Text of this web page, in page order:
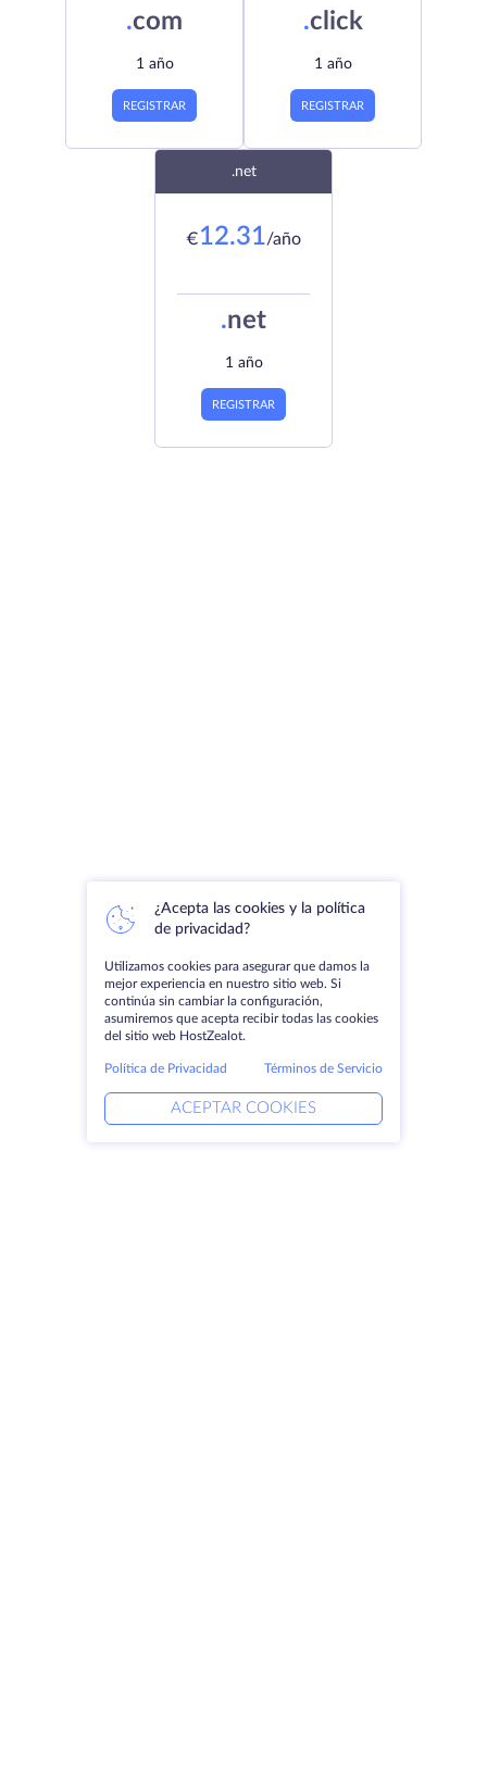
.com
1 año
REGISTRAR
.click
1 año
REGISTRAR
.net
€12.31/año
.net
1 año
REGISTRAR
¿Acepta las cookies y la política
de privacidad?
Utilizamos cookies para asegurar que damos la
mejor experiencia en nuestro sitio web. Si
continúa sin cambiar la configuración,
asumiremos que acepta recibir todas las cookies
del sitio web HostZealot.
Política de Privacidad Términos de Servicio
ACEPTAR COOKIES